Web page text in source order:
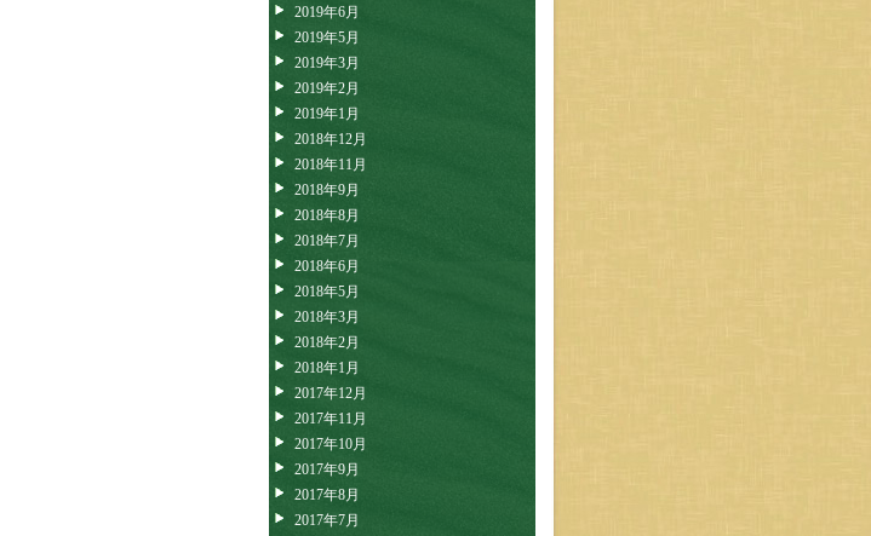
2019年6月
2019年5月
2019年3月
2019年2月
2019年1月
2018年12月
2018年11月
2018年9月
2018年8月
2018年7月
2018年6月
2018年5月
2018年3月
2018年2月
2018年1月
2017年12月
2017年11月
2017年10月
2017年9月
2017年8月
2017年7月